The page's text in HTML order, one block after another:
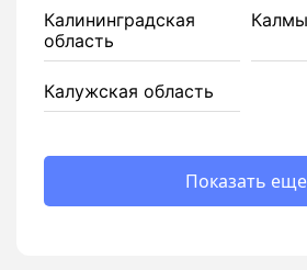
Калининградская
область
Калужская область
Показать еще